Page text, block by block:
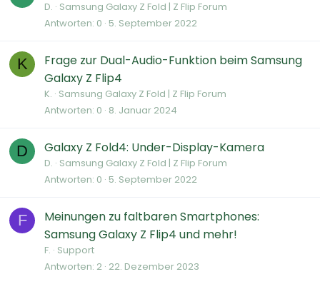
D. Samsung Galaxy Z Fold | Z Flip Forum
Antworten 0 5. September 2022
K
Frage zur Dual-Audio-Funktion beim Samsung
Galaxy Z Flip4
K. Samsung Galaxy Z Fold | Z Flip Forum
Antworten 0 8. Januar 2024
D Galaxy Z Fold4: Under-Display-Kamera
D. Samsung Galaxy Z Fold | Z Flip Forum
Antworten 0 5. September 2022
F
Meinungen zu faltbaren Smartphones:
Samsung Galaxy Z Flip4 und mehr!
F. Support
Antworten 2 22. Dezember 2023